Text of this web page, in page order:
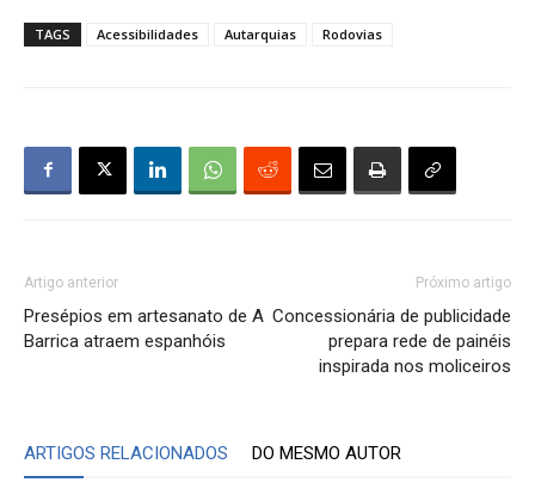
TAGS Acessibilidades Autarquias Rodovias
Artigo anterior
Presépios em artesanato de A
Barrica atraem espanhóis
Próximo artigo
Concessionária de publicidade
prepara rede de painéis
inspirada nos moliceiros
ARTIGOS RELACIONADOS DO MESMO AUTOR